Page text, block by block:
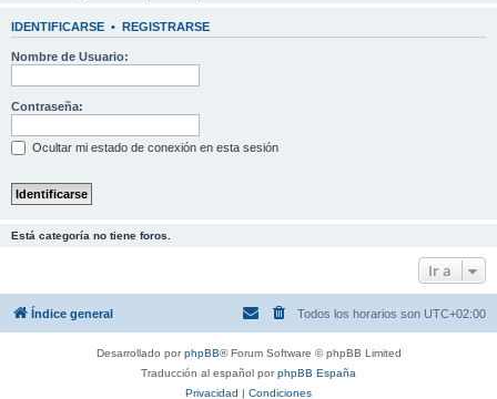
IDENTIFICARSE • REGISTRARSE
Nombre de Usuario:
Contraseña:
Ocultar mi estado de conexión en esta sesión
Está categoría no tiene foros.
Ir a
Índice general Todos los horarios son UTC+02:00
Desarrollado porphpBB® Forum Software © phpBB Limited
Traducción al español porphpBB España
Privacidad | Condiciones